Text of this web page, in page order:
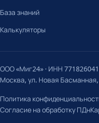
База знаний
Калькуляторы
ООО «Миг24» · ИНН
Москва, ул. Новая
Политика
Согласие на обработку ПДн